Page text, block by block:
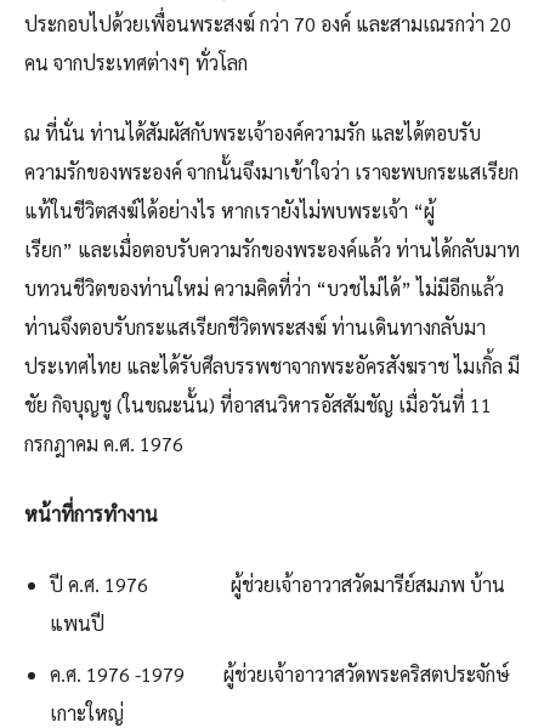
ประกอบไปด้วยเพื่อนพระสงฆ์ กว่า 70 องค์ และสามเณรกว่า 20
คน จากประเทศต่างๆ ทั่วโลก
ณ ที่นั่น ท่านได้สัมผัสกับพระเจ้าองค์ความรัก และได้ตอบรับ
ความรักของพระองค์ จากนั้นจึงมาเข้าใจว่า เราจะพบกระแสเรียก
แท้ในชีวิตสงฆ์ได้อย่างไร หากเรายังไม่พบพระเจ้า “ผู้
เรียก” และเมื่อตอบรับความรักของพระองค์แล้ว ท่านได้กลับมาท
บทวนชีวิตของท่านใหม่ ความคิดที่ว่า “บวชไม่ได้” ไม่มีอีกแล้ว
ท่านจึงตอบรับกระแสเรียกชีวิตพระสงฆ์ ท่านเดินทางกลับมา
ประเทศไทย และได้รับศีลบรรพชาจากพระอัครสังฆราช ไมเกิ้ล มี
ชัย กิจบุญชู (ในขณะนั้น) ที่อาสนวิหารอัสสัมชัญ เมื่อวันที่ 11
กรกฎาคม ค.ศ. 1976
หน้าที่การทำงาน
ปี ค.ศ. 1976 ผู้ช่วยเจ้าอาวาสวัดมารีย์สมภพ บ้าน
แพนปี
ค.ศ. 1976 -1979 ผู้ช่วยเจ้าอาวาสวัดพระคริสตประจักษ์
เกาะใหญ่